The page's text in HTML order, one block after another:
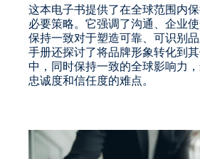
这本电子书提供了在全球范围内
必要策略。它强调了沟通、企业
保持一致对于塑造可靠、可识别
手册还探讨了将品牌形象转化到
中，同时保持一致的全球影响力
忠诚度和信任度的难点。